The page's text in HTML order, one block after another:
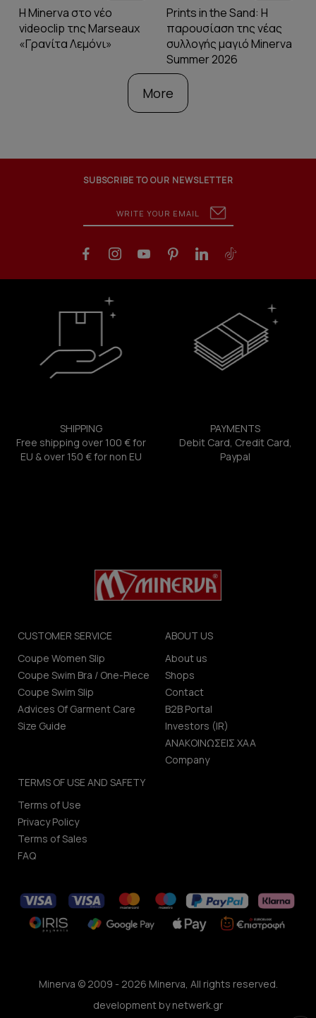
Η Minerva στο νέο
videoclip της Marseaux
«Γρανίτα Λεμόνι»
Prints in the Sand: Η
παρουσίαση της νέας
συλλογής μαγιό Minerva
Summer 2026
More
SUBSCRIBE TO OUR NEWSLETTER
SHIPPING
Free shipping over 100 € for
EU & over 150 € for non EU
PAYMENTS
Debit Card, Credit Card,
Paypal
CUSTOMER SERVICE
Coupe Women Slip
Coupe Swim Bra / One-Piece
Coupe Swim Slip
Advices Of Garment Care
Size Guide
ABOUT US
About us
Shops
Contact
B2B Portal
Investors (IR)
ΑΝΑΚΟΙΝΩΣΕΙΣ ΧΑΑ
Company
TERMS OF USE AND SAFETY
Terms of Use
Privacy Policy
Terms of Sales
FAQ
Minerva © 2009 - 2026 Minerva, All rights reserved.
development bynetwerk.gr